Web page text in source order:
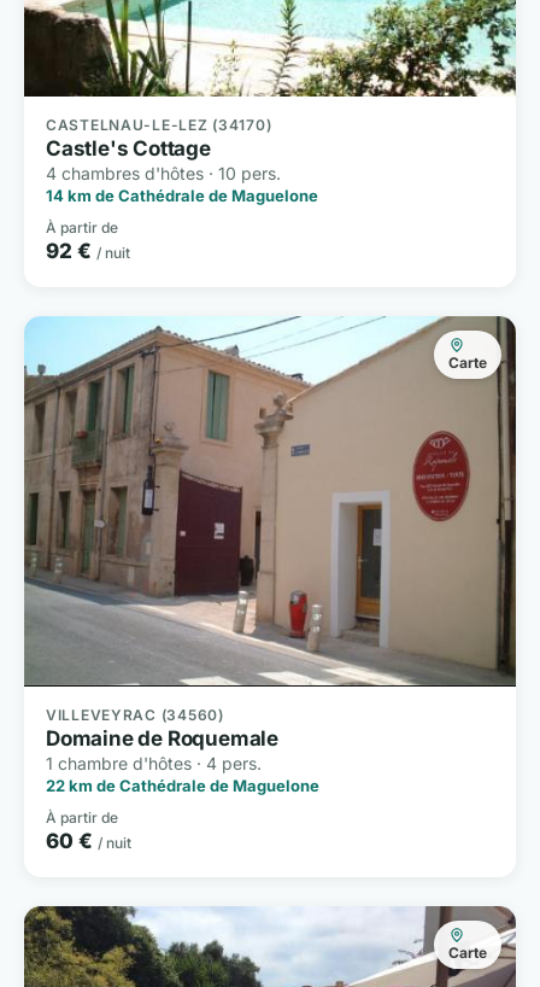
CASTELNAU-LE-LEZ (34170)
Castle's Cottage
4 chambres d'hôtes · 10 pers.
14 km de Cathédrale de Maguelone
À partir de
92 € / nuit
Carte
VILLEVEYRAC (34560)
Domaine de Roquemale
1 chambre d'hôtes · 4 pers.
22 km de Cathédrale de Maguelone
À partir de
60 € / nuit
Carte